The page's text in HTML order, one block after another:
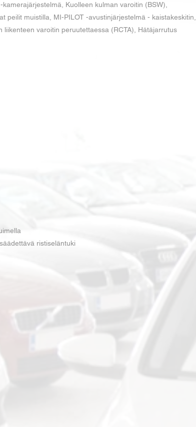
Kuolleen kulman varoitin (BSW),
peilit muistilla, MI-PILOT -avustinjärjestelmä - kaistakeskitin,
varoitin peruutettaessa (RCTA), Hätäjarrutus
ristiseläntuki